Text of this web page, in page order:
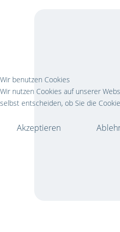
Wir benutzen Cookies
Wir nutzen Cookies auf unserer
selbst entscheiden, ob Sie die
Akzeptieren